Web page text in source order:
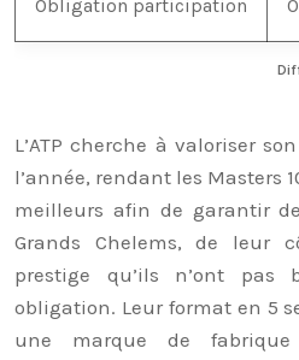
Obligation participation
L’ATP cherche à valoriser
l’année, rendant les Masters
meilleurs afin de garantir
Grands Chelems, de leur
prestige qu’ils n’ont pas
obligation. Leur format en 5
une marque de